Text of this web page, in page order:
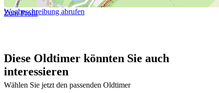
Wegbeschreibung abrufen
Zum Profil
Diese Oldtimer könnten Sie auch
interessieren
Wählen Sie jetzt den passenden Oldtimer